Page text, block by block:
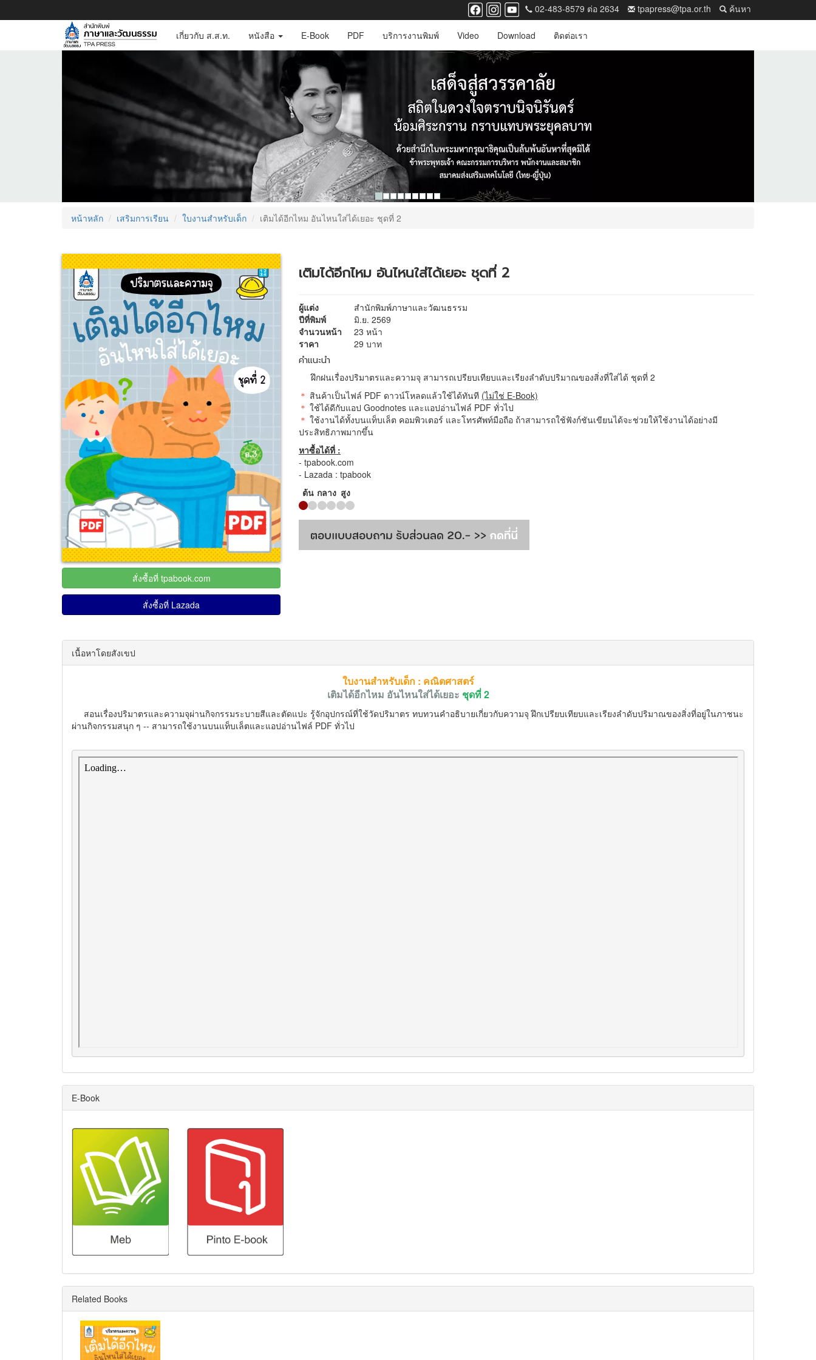
02-483-8579 ต่อ 2634 tpapress@tpa.or.th ค้นหา
เกี่ยวกับ ส.ส.ท. หนังสือ E-Book PDF บริการงานพิมพ์ Video Download ติดต่อเรา
หน้าหลัก เสริมการเรียน ใบงานสำหรับเด็ก เติมได้อีกไหม อันไหนใส่ได้เยอะ ชุดที่ 2
เติมได้อีกไหม อันไหนใส่ได้เยอะ ชุดที่ 2
ผู้แต่ง
สำนักพิมพ์ภาษาและวัฒนธรรม
ปีที่พิมพ์
มิ.ย. 2569
จำนวนหน้า
23 หน้า
ราคา
29 บาท
คำแนะนำ
ฝึกฝนเรื่องปริมาตรและความจุ สามารถเปรียบเทียบและเรียงลำดับปริมาณของสิ่งที่ใส่ได้ ชุดที่ 2
＊ สินค้าเป็นไฟล์ PDF ดาวน์โหลดแล้วใช้ได้ทันที (ไม่ใช่ E-Book)
＊ ใช้ได้ดีกับแอป Goodnotes และแอปอ่านไฟล์ PDF ทั่วไป
＊ ใช้งานได้ทั้งบนแท็บเล็ต คอมพิวเตอร์ และโทรศัพท์มือถือ ถ้าสามารถใช้ฟังก์ชันเขียนได้จะช่วยให้ใช้งานได้อย่างมี
ประสิทธิภาพมากขึ้น
หาซื้อได้ที่ :
- tpabook.com
- Lazada : tpabook
ต้น กลาง สูง
สั่งซื้อที่ tpabook.com
สั่งซื้อที่ Lazada
เนื้อหาโดยสังเขป
ใบงานสำหรับเด็ก : คณิตศาสตร์
เติมได้อีกไหม อันไหนใส่ได้เยอะ ชุดที่ 2
สอนเรื่องปริมาตรและความจุผ่านกิจกรรมระบายสีและตัดแปะ รู้จักอุปกรณ์ที่ใช้วัดปริมาตร ทบทวนคำอธิบายเกี่ยวกับความจุ ฝึกเปรียบเทียบและเรียงลำดับปริมาณของสิ่งที่อยู่ในภาชนะ
ผ่านกิจกรรมสนุก ๆ -- สามารถใช้งานบนแท็บเล็ตและแอปอ่านไฟล์ PDF ทั่วไป
E-Book
Related Books